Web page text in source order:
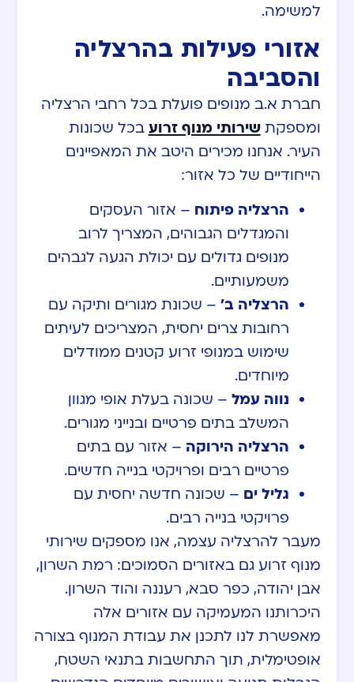
למשימה.
אזורי פעילות בהרצליה
והסביבה
חברת א.ב מנופים פועלת בכל רחבי הרצליה
ומספקתשירותי מנוף זרוע בכל שכונות
העיר. אנחנו מכירים היטב את המאפיינים
הייחודיים של כל אזור:
הרצליה פיתוח – אזור העסקים
והמגדלים הגבוהים, המצריך לרוב
מנופים גדולים עם יכולת הגעה לגבהים
משמעותיים.
הרצליה ב’ – שכונת מגורים ותיקה עם
רחובות צרים יחסית, המצריכים לעיתים
שימוש במנופי זרוע קטנים ממודלים
מיוחדים.
נווה עמל – שכונה בעלת אופי מגוון
המשלב בתים פרטיים ובנייני מגורים.
הרצליה הירוקה – אזור עם בתים
פרטיים רבים ופרויקטי בנייה חדשים.
גליל ים – שכונה חדשה יחסית עם
פרויקטי בנייה רבים.
מעבר להרצליה עצמה, אנו מספקים שירותי
מנוף זרוע גם באזורים הסמוכים: רמת השרון,
אבן יהודה, כפר סבא, רעננה והוד השרון.
היכרותנו המעמיקה עם אזורים אלה
מאפשרת לנו לתכנן את עבודת המנוף בצורה
אופטימלית, תוך התחשבות בתנאי השטח,